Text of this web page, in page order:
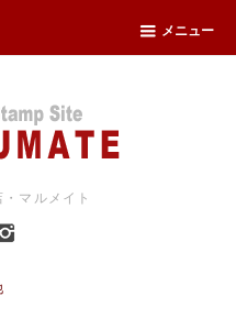
メニュー
マルメイト